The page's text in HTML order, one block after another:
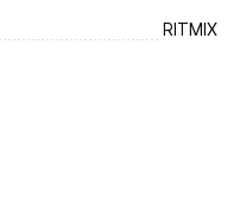
RITMIX